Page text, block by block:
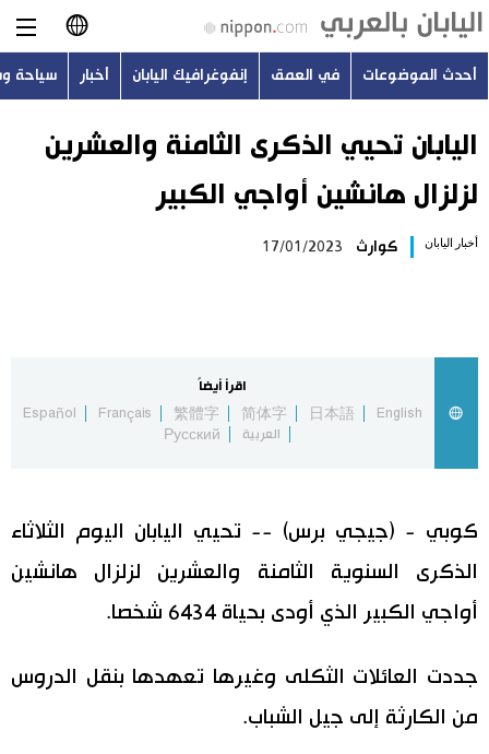
日本語
English
Русский
أحدث الموضوعات
اليابان في فيديو
مانغا وأنيمي
الأقسام
أحدث الموضوعات في العمق إنفوغرافيك اليابان أخبار سياحة
اليابان تحيي الذكرى الثامنة والعشرين
لزلزال هانشين أواجي الكبير
أخبار اليابان كوارث 17/01/2023
اقرأ أيضاً
English
日本語
简体字
繁體字
Français
Español
العربية
Русский
كوبي - (جيجي برس) -- تحيي اليابان اليوم الثلاثاء
الذكرى السنوية الثامنة والعشرين لزلزال هانشين
أواجي الكبير الذي أودى بحياة 6434 شخصا.
جددت العائلات الثكلى وغيرها تعهدها بنقل الدروس
من الكارثة إلى جيل الشباب.